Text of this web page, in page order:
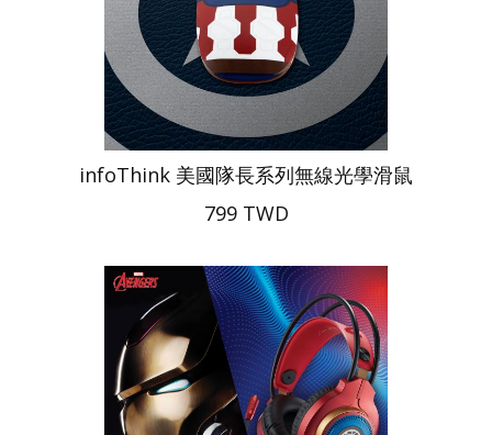
infoThink 美國隊長系列無線光學滑鼠
799 TWD